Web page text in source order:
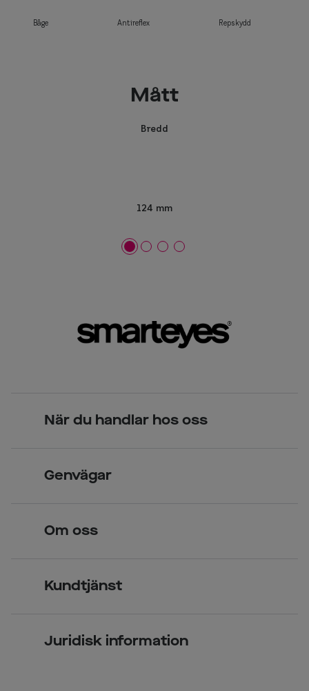
Båge Antireflex Repskydd
Mått
Bredd
124 mm
När du handlar hos oss
Över 70 butiker
Genvägar
Kontaktlinser
Om oss
Kundtjänst
Juridisk information